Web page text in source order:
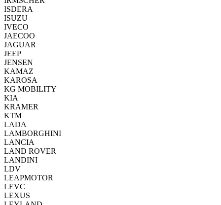
ISDERA
ISUZU
IVECO
JAECOO
JAGUAR
JEEP
JENSEN
KAMAZ
KAROSA
KG MOBILITY
KIA
KRAMER
KTM
LADA
LAMBORGHINI
LANCIA
LAND ROVER
LANDINI
LDV
LEAPMOTOR
LEVC
LEXUS